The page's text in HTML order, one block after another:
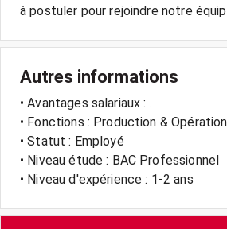
Autres informations
• Avantages salariaux : .
• Fonctions : Production &
• Statut : Employé
• Niveau étude : BAC Professionnel
• Niveau d'expérience : 1-2 ans